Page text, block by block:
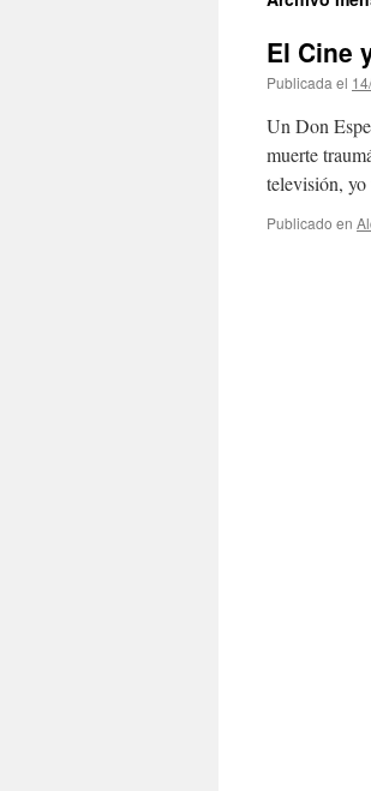
contenido
El Cine
Publicada el
Un Don
muerte
televisión,
Publicado en